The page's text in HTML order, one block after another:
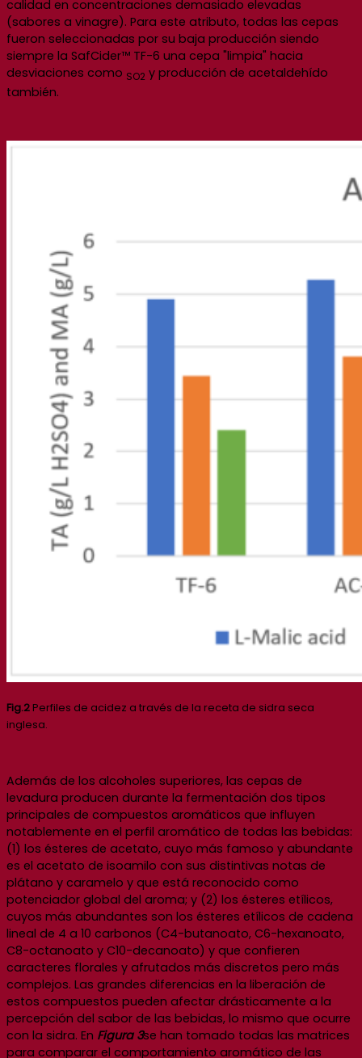
calidad en concentraciones demasiado elevadas
(sabores a vinagre). Para este atributo, todas las cepas
fueron seleccionadas por su baja producción siendo
siempre la SafCider™ TF-6 una cepa "limpia" hacia
desviaciones como SO2 y producción de acetaldehído
también.
Fig.2Perfiles de acidez a través de la receta de sidra seca
inglesa.
Además de los alcoholes superiores, las cepas de
levadura producen durante la fermentación dos tipos
principales de compuestos aromáticos que influyen
notablemente en el perfil aromático de todas las bebidas:
(1) los ésteres de acetato, cuyo más famoso y abundante
es el acetato de isoamilo con sus distintivas notas de
plátano y caramelo y que está reconocido como
potenciador global del aroma; y (2) los ésteres etílicos,
cuyos más abundantes son los ésteres etílicos de cadena
lineal de 4 a 10 carbonos (C4-butanoato, C6-hexanoato,
C8-octanoato y C10-decanoato) y que confieren
caracteres florales y afrutados más discretos pero más
complejos. Las grandes diferencias en la liberación de
estos compuestos pueden afectar drásticamente a la
percepción del sabor de las bebidas, lo mismo que ocurre
con la sidra. En Figura 3se han tomado todas las matrices
para comparar el comportamiento aromático de las